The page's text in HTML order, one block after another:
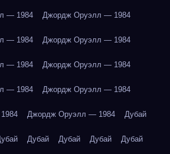
— 1984 Джордж Оруэлл — 1984
— 1984 Джордж Оруэлл — 1984
— 1984 Джордж Оруэлл — 1984
— 1984 Джордж Оруэлл — 1984
Джордж Оруэлл — 1984 Дубай
Дубай Дубай Дубай Дубай